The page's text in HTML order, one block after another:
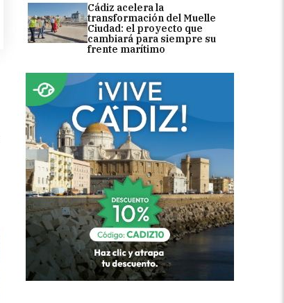
Cádiz acelera la
transformación del Muelle
Ciudad: el proyecto que
cambiará para siempre su
frente marítimo